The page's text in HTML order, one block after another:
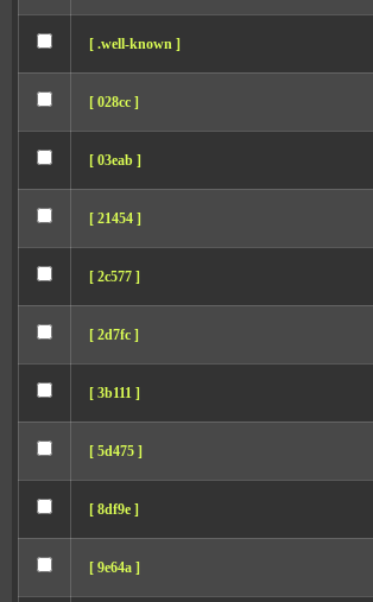
[ .well-known ]
[ 028cc ]
[ 03eab ]
[ 21454 ]
[ 2c577 ]
[ 2d7fc ]
[ 3b111 ]
[ 5d475 ]
[ 8df9e ]
[ 9e64a ]